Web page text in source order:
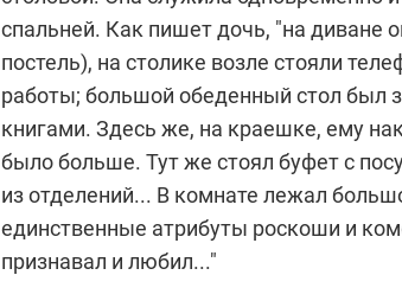
спальней. Как пишет дочь, "на диване
постель), на столике возле стояли
работы; большой обеденный стол был
книгами. Здесь же, на краешке, ему
было больше. Тут же стоял буфет с
из отделений... В комнате лежал
единственные атрибуты роскоши и
признавал и любил..."